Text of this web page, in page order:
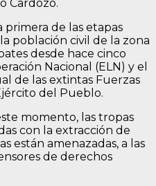
Cardozo.
primera de las etapas
población civil de la zona
desde hace cinco
Nacional (ELN) y el
de las extintas Fuerzas
del Pueblo.
momento, las tropas
con la extracción de
están amenazadas, a las
de derechos